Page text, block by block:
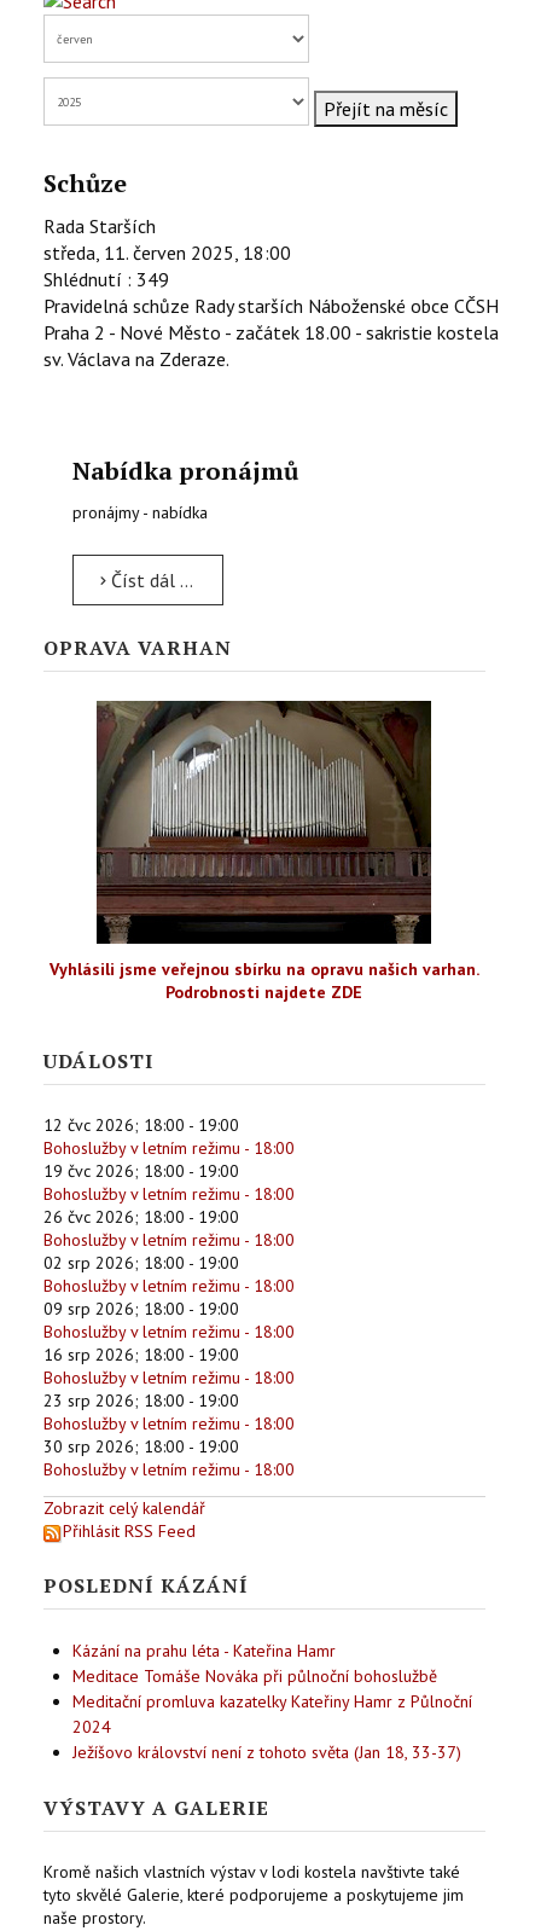
KONTAKTY
EN
Přejít na měsíc
Schůze
Rada Starších
středa, 11. červen 2025, 18:00
Shlédnutí : 349
Pravidelná schůze Rady starších Náboženské obce CČSH
Praha 2 - Nové Město - začátek 18.00 - sakristie kostela
sv. Václava na Zderaze.
Nabídka pronájmů
pronájmy - nabídka
Číst dál …
OPRAVA VARHAN
Vyhlásili jsme veřejnou sbírku na opravu našich varhan.
Podrobnosti najdete ZDE
UDÁLOSTI
12 čvc 2026; 18:00 - 19:00
Bohoslužby v letním režimu - 18:00
19 čvc 2026; 18:00 - 19:00
Bohoslužby v letním režimu - 18:00
26 čvc 2026; 18:00 - 19:00
Bohoslužby v letním režimu - 18:00
02 srp 2026; 18:00 - 19:00
Bohoslužby v letním režimu - 18:00
09 srp 2026; 18:00 - 19:00
Bohoslužby v letním režimu - 18:00
16 srp 2026; 18:00 - 19:00
Bohoslužby v letním režimu - 18:00
23 srp 2026; 18:00 - 19:00
Bohoslužby v letním režimu - 18:00
30 srp 2026; 18:00 - 19:00
Bohoslužby v letním režimu - 18:00
Zobrazit celý kalendář
Přihlásit RSS Feed
POSLEDNÍ KÁZÁNÍ
Kázání na prahu léta - Kateřina Hamr
Meditace Tomáše Nováka při půlnoční bohoslužbě
Meditační promluva kazatelky Kateřiny Hamr z Půlnoční
2024
Ježíšovo království není z tohoto světa (Jan 18, 33-37)
VÝSTAVY A GALERIE
Kromě našich vlastních výstav v lodi kostela navštivte také
tyto skvělé Galerie, které podporujeme a poskytujeme jim
naše prostory.